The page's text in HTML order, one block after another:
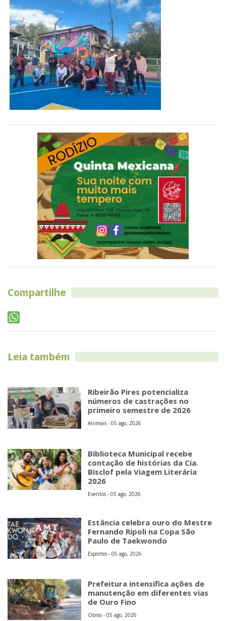
Compartilhe
Leia também
Ribeirão Pires potencializa
números de castrações no
primeiro semestre de 2026
Animais - 05 ago, 2026
Biblioteca Municipal recebe
contação de histórias da Cia.
Bisclof pela Viagem Literária
2026
Eventos - 05 ago, 2026
Estância celebra ouro do Mestre
Fernando Ripoli na Copa São
Paulo de Taekwondo
Esportes - 05 ago, 2026
Prefeitura intensifica ações de
manutenção em diferentes vias
de Ouro Fino
Obras - 05 ago, 2026